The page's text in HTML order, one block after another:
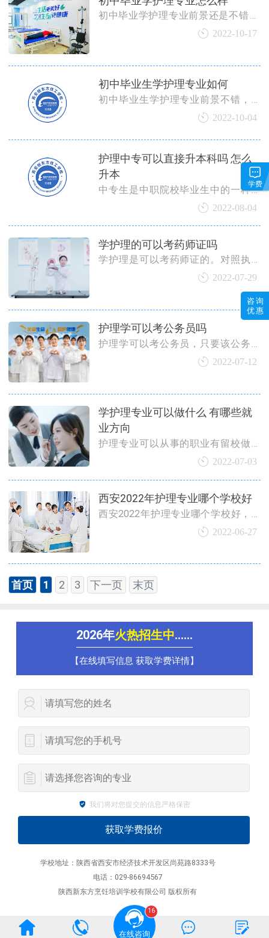
好就业
初中毕业学护理专业前景还是不错的,
毕竟护理人才需求逐年增加,但是自己
2022-10-17
初中毕业生学护理专业如何
初中毕业生学护理专业前景不错，毕
业之后主要分布在各级综合医院、专
医疗服务中心,从事临床护理和护理管
理。
2022-10-04
护理中专可以直接升本科吗 怎么
升本
中专生是中职院校毕业生中的一种，
是等同高中学历的，中专应届毕业生
过参加高考的方式考入本科。
2022-08-04
学护理的可以考药师证吗
学护理是可以考药师证的。对照执业
药师报考专业表，护理属于执业药师
的取得对应学历，同时满足对应工作
年限的，就可以报名参加执业药师考
试。
2022-07-29
护理学可以考公务员吗
护理学可以考公务员，只要该公务员
岗位没有具体的专业限制就可以报
2022-07-12
学护理专业可以做什么 有哪些就
业方向
护理专业可以从事的职业有留校做护
理教育工作者.社区养老公寓管理人员.
销售员.医疗质量管理人员等等
2022-07-03
西安2022年护理专业哪个学校好
西安2022年护理专业哪个学校好，可
以根据自己的需求选择合适的学校,西
2022-06-27
首页 1 2 3 下一页 末页
2026年火热招生中......
【在线填写信息 获取学费详情】
我们将对您提交的信息严格保密
学校地址：陕西省西安市经济技术开发区尚苑路8333号
电话：029-86694567
陕西新东方烹饪培训学校有限公司 版权所有
在线咨询
16
学费
咨询
优惠